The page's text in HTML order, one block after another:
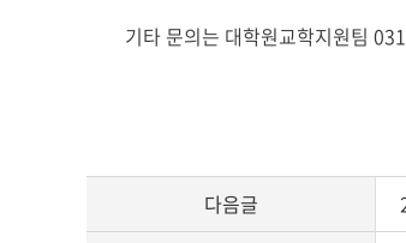
기타 문의는 대학원교학지원팀
다음글